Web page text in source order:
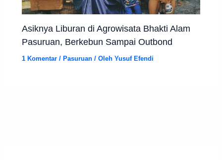
Asiknya Liburan di Agrowisata Bhakti Alam
Pasuruan, Berkebun Sampai Outbond
1 Komentar /Pasuruan / OlehYusuf Efendi